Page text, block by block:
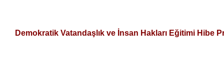
Demokratik Vatandaşlık ve İnsan Hakları Eğitimi Hibe